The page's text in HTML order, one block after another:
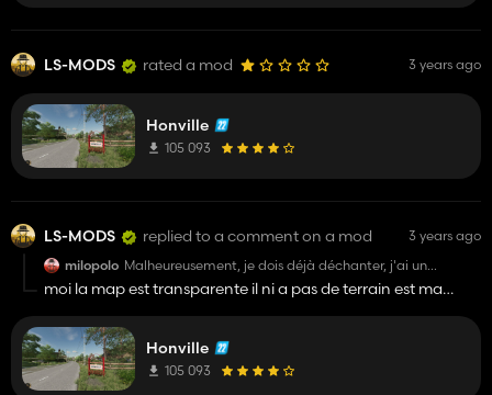
LS-MODS rated a mod 3 years ago
Honville
105 093
LS-MODS replied to a comment on a mod
3 years ago
milopolo Malheureusement, je dois déjà déchanter, j'ai un
problème de texture. Les sols sont tout blancs. Je
précise, la partie démarre en août et ce n'est pas de la
d'écran.
moi la map est transparente il ni a pas de terrain est ma
une rtx 2080 je pense qu'il il y a un problème avec le multi
angle
Honville
105 093